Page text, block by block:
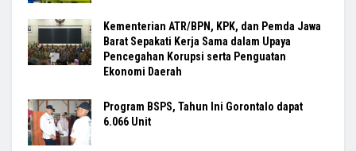
Kementerian ATR/BPN, KPK, dan Pemda Jawa
Barat Sepakati Kerja Sama dalam Upaya
Pencegahan Korupsi serta Penguatan
Ekonomi Daerah
Program BSPS, Tahun Ini Gorontalo dapat
6.066 Unit